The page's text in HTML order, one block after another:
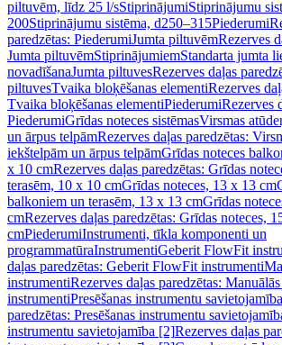
piltuvēm, līdz 25 l/sStiprinājumiStiprinājumu
200Stiprinājumu sistēma, d250–315Piederumi
paredzētas: PiederumiJumta piltuvēmRezerves
Jumta piltuvēmStiprinājumiemStandarta jumta
novadīšanaJumta piltuvesRezerves daļas
piltuvesTvaika bloķēšanas elementiRezerves
Tvaika bloķēšanas elementiPiederumiRezerves
PiederumiGrīdas noteces sistēmasVirsmas
un ārpus telpāmRezerves daļas paredzētas:
iekštelpām un ārpus telpāmGrīdas noteces
x 10 cmRezerves daļas paredzētas: Grīdas
terasēm, 10 x 10 cmGrīdas noteces, 13 x 13 cm
balkoniem un terasēm, 13 x 13 cmGrīdas
cmRezerves daļas paredzētas: Grīdas noteces,
cmPiederumiInstrumenti, tīkla komponenti un
programmatūraInstrumentiGeberit FlowFit
daļas paredzētas: Geberit FlowFit instrumenti
instrumentiRezerves daļas paredzētas: Manuālās
instrumentiPresēšanas instrumentu
paredzētas: Presēšanas instrumentu
instrumentu savietojamība [2]Rezerves daļas